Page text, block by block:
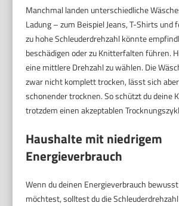
Manchmal landen unterschiedliche
Ladung – zum Beispiel Jeans, T-Shirts und
zu hohe Schleuderdrehzahl könnte
beschädigen oder zu Knitterfalten führen.
eine mittlere Drehzahl zu wählen. Die
zwar nicht komplett trocken, lässt sich
schonender trocknen. So schützt du deine
trotzdem einen akzeptablen
Haushalte mit niedrigem
Energieverbrauch
Wenn du deinen Energieverbrauch
möchtest, solltest du die